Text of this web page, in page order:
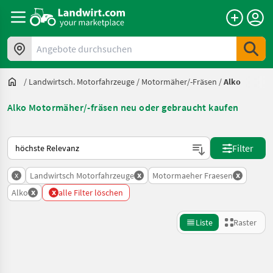
Angebote durchsuchen
/ Landwirtsch. Motorfahrzeuge / Motormäher/-Fräsen /Alko
Alko Motormäher/-fräsen neu oder gebraucht kaufen
So wird auf Landwirt.com sortiert
Filter
x Landwirtsch Motorfahrzeuge x Motormaeher Fraesen x
Alko x x alle Filter löschen
Liste Raster